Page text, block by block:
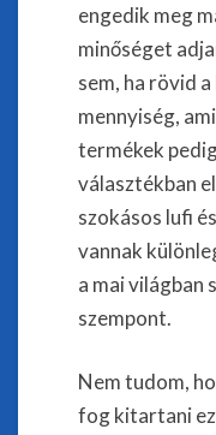
engedik meg
minőséget
sem, ha rövid
mennyiség,
termékek
választékban
szokásos lufi
vannak
a mai világban
szempont.
Nem tudom,
fog kitartani